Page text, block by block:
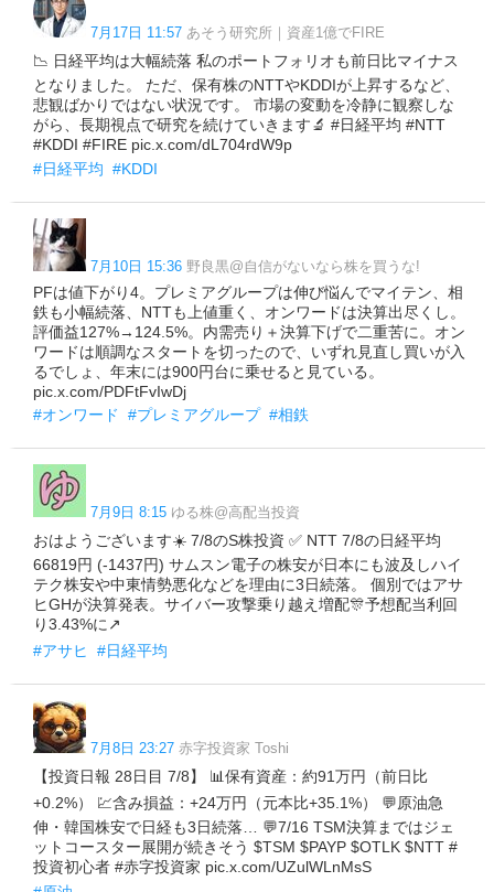
7月17日 11:57 あそう研究所｜資産1億でFIRE
📉 日経平均は大幅続落 私のポートフォリオも前日比マイナス
となりました。 ただ、保有株のNTTやKDDIが上昇するなど、
悲観ばかりではない状況です。 市場の変動を冷静に観察しな
がら、長期視点で研究を続けていきます🔬 #日経平均 #NTT
#KDDI #FIRE pic.x.com/dL704rdW9p
#日経平均 #KDDI
7月10日 15:36 野良黒@自信がないなら株を買うな!
PFは値下がり4。プレミアグループは伸び悩んでマイテン、相
鉄も小幅続落、NTTも上値重く、オンワードは決算出尽くし。
評価益127%→124.5%。内需売り＋決算下げで二重苦に。オン
ワードは順調なスタートを切ったので、いずれ見直し買いが入
るでしょ、年末には900円台に乗せると見ている。
pic.x.com/PDFtFvIwDj
#オンワード
#プレミアグループ #相鉄
7月9日 8:15 ゆる株@高配当投資
おはようございます☀️ 7/8のS株投資 ✅ NTT 7/8の日経平均
66819円 (-1437円) サムスン電子の株安が日本にも波及しハイ
テク株安や中東情勢悪化などを理由に3日続落。 個別ではアサ
ヒGHが決算発表。サイバー攻撃乗り越え増配🎊予想配当利回
り3.43%に↗️
#アサヒ
#日経平均
7月8日 23:27 赤字投資家 Toshi
【投資日報 28日目 7/8】 📊保有資産：約91万円（前日比
+0.2%） 💹含み損益：+24万円（元本比+35.1%） 💬原油急
伸・韓国株安で日経も3日続落… 💬7/16 TSM決算まではジェ
ットコースター展開が続きそう $TSM $PAYP $OTLK $NTT #
投資初心者 #赤字投資家 pic.x.com/UZulWLnMsS